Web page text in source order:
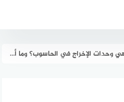
وحدات الإخراج في الحاسوب؟ وما أهمية كلًا منها؟